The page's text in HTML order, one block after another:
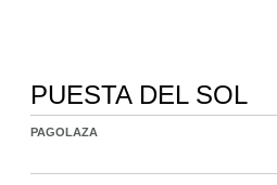
PUESTA DEL SOL
PAGOLAZA